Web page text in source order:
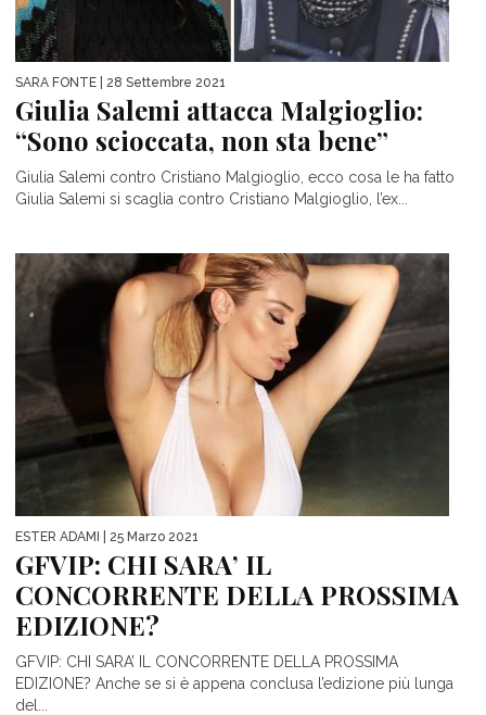
SARA FONTE | 28 Settembre 2021
Giulia Salemi attacca Malgioglio:
“Sono scioccata, non sta bene”
Giulia Salemi contro Cristiano Malgioglio, ecco cosa le ha fatto
Giulia Salemi si scaglia contro Cristiano Malgioglio, l’ex...
ESTER ADAMI | 25 Marzo 2021
GFVIP: CHI SARA’ IL
CONCORRENTE DELLA PROSSIMA
EDIZIONE?
GFVIP: CHI SARA’ IL CONCORRENTE DELLA PROSSIMA
EDIZIONE? Anche se si è appena conclusa l’edizione più lunga
del...